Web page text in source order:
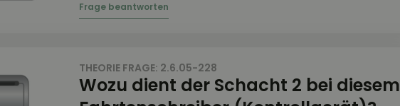
THEORIE FRAGE: 2.6.05-228
Wozu dient der Schacht 2 bei diesem